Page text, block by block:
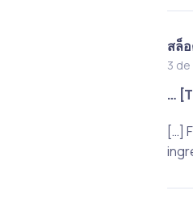
สล็
3
…
[…]